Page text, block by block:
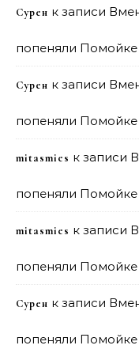
Сурен к записи
попеняли Помойке
Сурен к записи
попеняли Помойке
mitasmies к записи
попеняли Помойке
mitasmies к записи
попеняли Помойке
Сурен к записи
попеняли Помойке